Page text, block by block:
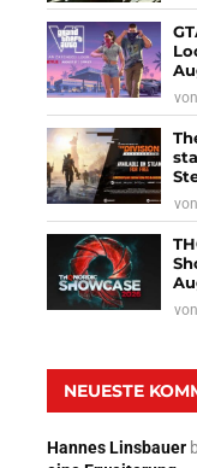
von
von
von
NEUESTE
Hannes Linsbauer